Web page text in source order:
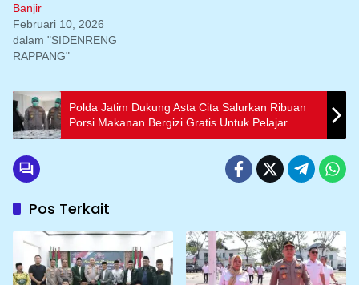
Banjir
Februari 10, 2026
dalam "SIDENRENG
RAPPANG"
Polda Jatim Dukung Asta Cita Salurkan Ribuan
Porsi Makanan Bergizi Gratis Untuk Pelajar
Pos Terkait